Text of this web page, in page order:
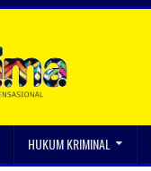
HUKUM KRIMINAL